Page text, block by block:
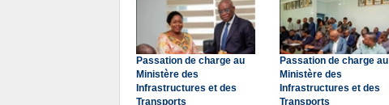
Passation de charge au
Ministère des
Infrastructures et des
Transports
Passation de charge au
Ministère des
Infrastructures et des
Transports